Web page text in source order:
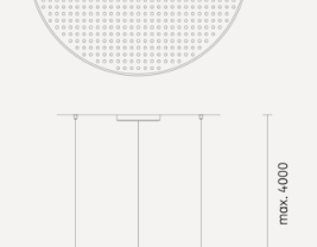
quer:
<16,5
parallel: